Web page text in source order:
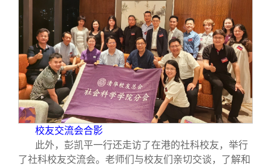
校友交流会合影
此外，彭凯平一行还走访了在港的社科校友，举行
了社科校友交流会。老师们与校友们亲切交谈，了解和